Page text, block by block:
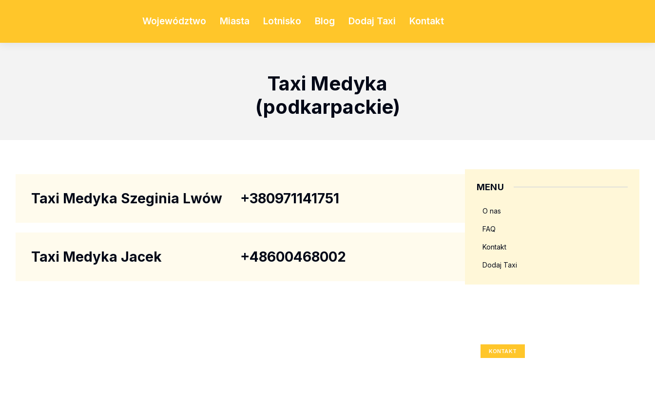
Województwo Miasta Lotnisko Blog Dodaj Taxi Kontakt
Taxi Medyka
(podkarpackie)
Taxi Medyka Szeginia Lwów +380971141751
Taxi Medyka Jacek +48600468002
MENU
O nas
FAQ
Kontakt
Dodaj Taxi
KONTAKT